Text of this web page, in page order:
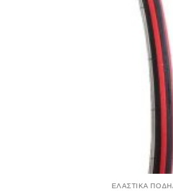
ΕΛΑΣΤΙΚΑ